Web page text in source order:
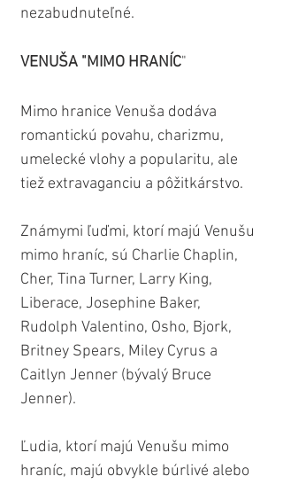
nezabudnuteľné.
VENUŠA "MIMO HRANÍC"
Mimo hranice Venuša dodáva
romantickú povahu, charizmu,
umelecké vlohy a popularitu, ale
tiež extravaganciu a pôžitkárstvo.
Známymi ľuďmi, ktorí majú Venušu
mimo hraníc, sú Charlie Chaplin,
Cher, Tina Turner, Larry King,
Liberace, Josephine Baker,
Rudolph Valentino, Osho, Bjork,
Britney Spears, Miley Cyrus a
Caitlyn Jenner (bývalý Bruce
Jenner).
Ľudia, ktorí majú Venušu mimo
hraníc, majú obvykle búrlivé alebo